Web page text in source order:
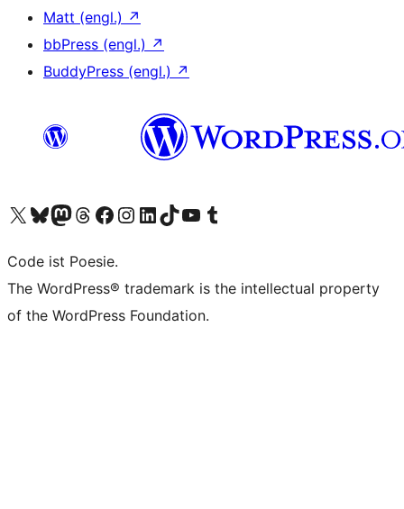
Matt (engl.) ↗
bbPress (engl.) ↗
BuddyPress (engl.) ↗
Das X-Konto (früher Twitter) von WordPress.org besuchen
Das Bluesky-Konto von WordPress.org besuchen
Das Mastodon-Konto von WordPress.org besuchen
Das Threads-Konto von WordPress.org besuchen
Die Facebook-Seite von WordPress.org besuchen
Das Instagram-Konto von WordPress.org besuchen
Das LinkedIn-Konto von WordPress.org besuchen
Das TikTok-Konto von WordPress.org besuchen
Den YouTube-Kanal von WordPress.org besuchen
Das Tumblr-Konto von WordPress.org besuchen
Code ist Poesie.
The WordPress® trademark is the intellectual property
of the WordPress Foundation.